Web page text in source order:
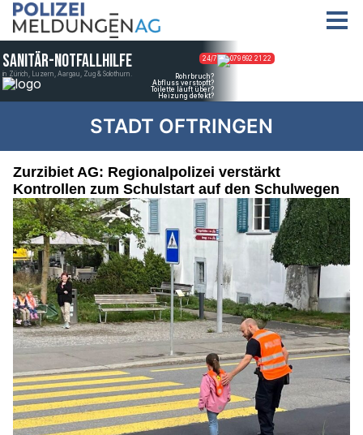
STADT OFTRINGEN
Zurzibiet AG: Regionalpolizei verstärkt
Kontrollen zum Schulstart auf den Schulwegen